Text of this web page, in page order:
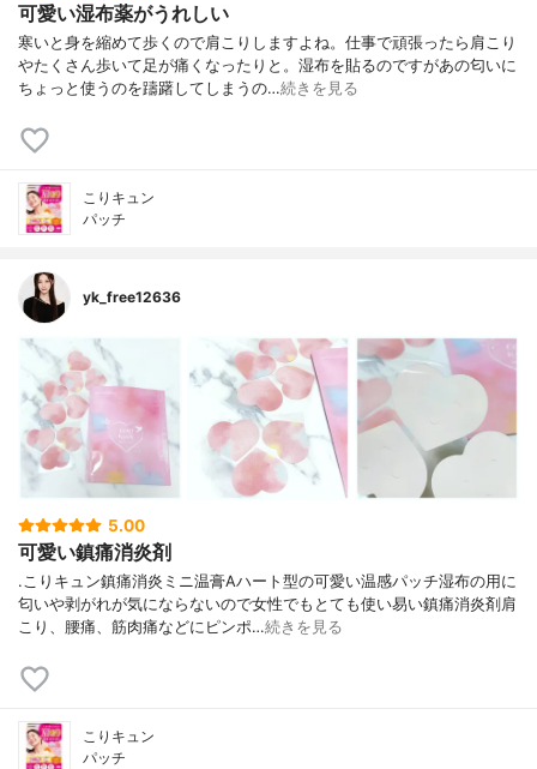
可愛い湿布薬がうれしい
寒いと身を縮めて歩くので肩こりしますよね。仕事で頑張ったら肩こり
やたくさん歩いて足が痛くなったりと。湿布を貼るのですがあの匂いに
ちょっと使うのを躊躇してしまうの…続きを見る
こりキュン
パッチ
yk_free12636
5.00
可愛い鎮痛消炎剤
.こりキュン鎮痛消炎ミニ温膏Aハート型の可愛い温感パッチ湿布の用に
匂いや剥がれが気にならないので女性でもとても使い易い鎮痛消炎剤肩
こり、腰痛、筋肉痛などにピンポ…続きを見る
こりキュン
パッチ